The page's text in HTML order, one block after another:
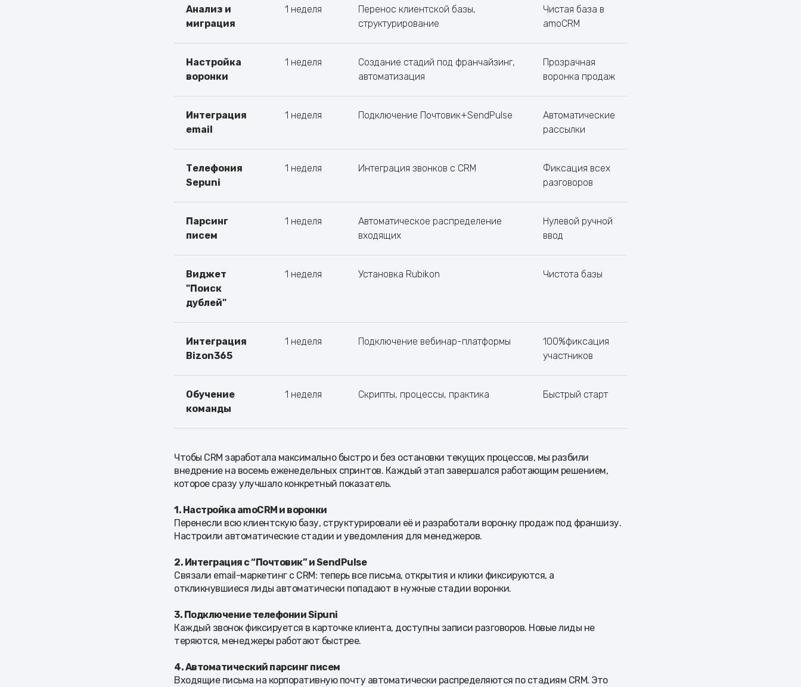
Анализ и
миграция
1 неделя
Перенос клиентской базы,
структурирование
Чистая база в
amoCRM
Настройка
воронки
1 неделя
Создание стадий под франчайзинг,
автоматизация
Прозрачная
воронка продаж
Интеграция
email
1 неделя Подключение Почтовик+SendPulse
Автоматические
рассылки
Телефония
Sepuni
1 неделя Интеграция звонков с CRM
Фиксация всех
разговоров
Парсинг
писем
1 неделя
Автоматическое распределение
входящих
Нулевой ручной
ввод
Виджет
"Поиск
дублей"
1 неделя Установка Rubikon Чистота базы
Интеграция
Bizon365
1 неделя Подключение вебинар-платформы
100%фиксация
участников
Обучение
команды
1 неделя Скрипты, процессы, практика Быстрый старт
Чтобы CRM заработала максимально быстро и без остановки текущих процессов, мы разбили
внедрение на восемь еженедельных спринтов. Каждый этап завершался работающим решением,
которое сразу улучшало конкретный показатель.
1. Настройка amoCRM и воронки
Перенесли всю клиентскую базу, структурировали её и разработали воронку продаж под франшизу.
Настроили автоматические стадии и уведомления для менеджеров.
2. Интеграция с “Почтовик” и SendPulse
Связали email-маркетинг с CRM: теперь все письма, открытия и клики фиксируются, а
откликнувшиеся лиды автоматически попадают в нужные стадии воронки.
3. Подключение телефонии Sipuni
Каждый звонок фиксируется в карточке клиента, доступны записи разговоров. Новые лиды не
теряются, менеджеры работают быстрее.
4. Автоматический парсинг писем
Входящие письма на корпоративную почту автоматически распределяются по стадиям CRM. Это